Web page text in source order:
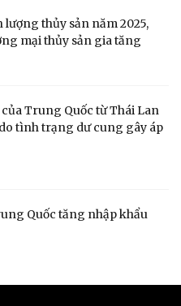
thủy sản năm 2025,
mại thủy sản gia tăng
Trung Quốc từ Thái Lan
tình trạng dư cung gây áp
Quốc tăng nhập khẩu